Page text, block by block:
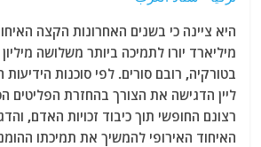
מיליארד יורו לתמיכה ביותר משלושה
בטורקיה, רובם סורים. לפי סוכנות
ליין הדגישה את הצורך בהחזרת הפליטים
רצונם החופשי תוך כיבוד זכויות האדם,
האיחוד האירופי להמשיך את תמיכתו